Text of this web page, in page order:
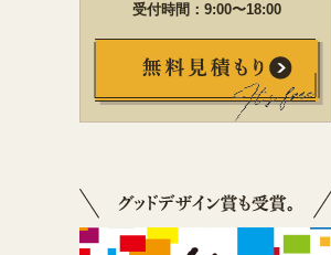
受付時間：9:00〜18:00